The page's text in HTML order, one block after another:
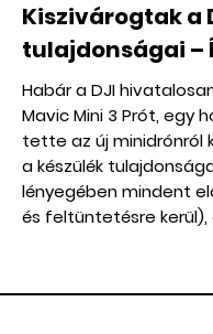
Kiszivárogtak a
tulajdonságai –
Habár a DJI
Mavic Mini 3 Prót, egy
tette az új
a készülék
lényegében mindent
és feltüntetésre kerül),